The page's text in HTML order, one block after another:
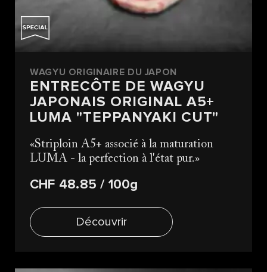
WAGYU ORIGINAIRE DU JAPON
ENTRECÔTE DE WAGYU
JAPONAIS ORIGINAL A5+
LUMA "TEPPANYAKI CUT"
Striploin A5+ associé à la maturation
LUMA - la perfection à l'état pur.
CHF 48.85/ 100g
Découvrir